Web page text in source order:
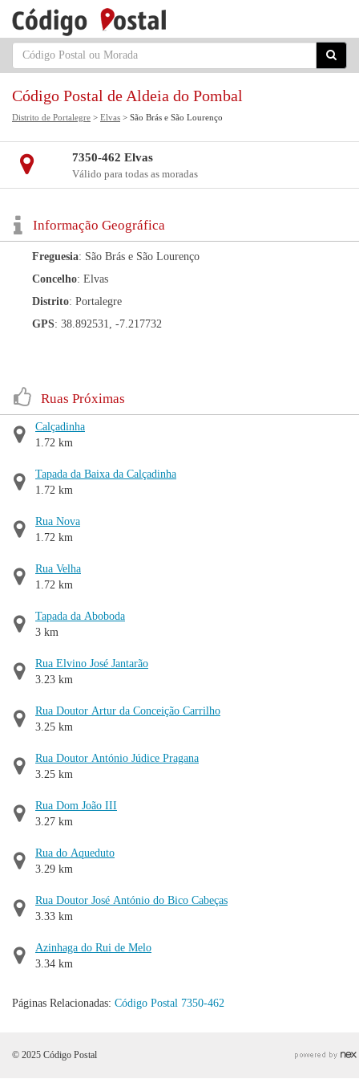
Código Postal de Aldeia do Pombal
Distrito de Portalegre > Elvas > São Brás e São Lourenço
7350-462 Elvas
Válido para todas as moradas
Informação Geográfica
Freguesia: São Brás e São Lourenço
Concelho: Elvas
Distrito: Portalegre
GPS: 38.892531, -7.217732
Ruas Próximas
Calçadinha
1.72 km
Tapada da Baixa da Calçadinha
1.72 km
Rua Nova
1.72 km
Rua Velha
1.72 km
Tapada da Aboboda
3 km
Rua Elvino José Jantarão
3.23 km
Rua Doutor Artur da Conceição Carrilho
3.25 km
Rua Doutor António Júdice Pragana
3.25 km
Rua Dom João III
3.27 km
Rua do Aqueduto
3.29 km
Rua Doutor José António do Bico Cabeças
3.33 km
Azinhaga do Rui de Melo
3.34 km
Páginas Relacionadas: Código Postal 7350-462
© 2025 Código Postal